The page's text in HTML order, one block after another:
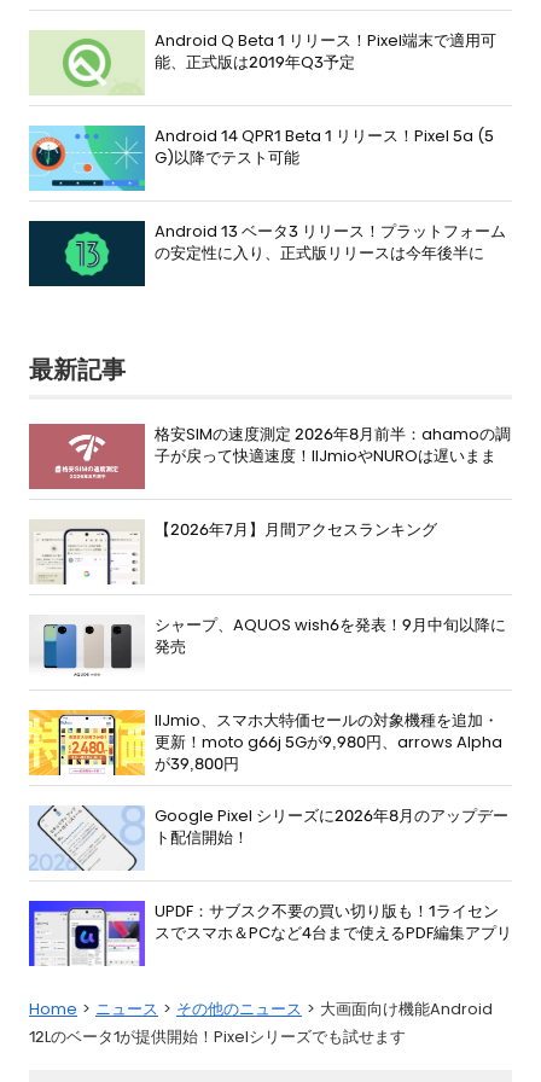
Android Q Beta 1 リリース！Pixel端末で適用可
能、正式版は2019年Q3予定
Android 14 QPR1 Beta 1 リリース！Pixel 5a (5
G)以降でテスト可能
Android 13 ベータ3 リリース！プラットフォーム
の安定性に入り、正式版リリースは今年後半に
最新記事
格安SIMの速度測定 2026年8月前半：ahamoの調
子が戻って快適速度！IIJmioやNUROは遅いまま
【2026年7月】月間アクセスランキング
シャープ、AQUOS wish6を発表！9月中旬以降に
発売
IIJmio、スマホ大特価セールの対象機種を追加・
更新！moto g66j 5Gが9,980円、arrows Alpha
が39,800円
Google Pixel シリーズに2026年8月のアップデー
ト配信開始！
UPDF：サブスク不要の買い切り版も！1ライセン
スでスマホ＆PCなど4台まで使えるPDF編集アプリ
Home ニュース その他のニュース
大画面向け機能Android
12Lのベータ1が提供開始！Pixelシリーズでも試せます